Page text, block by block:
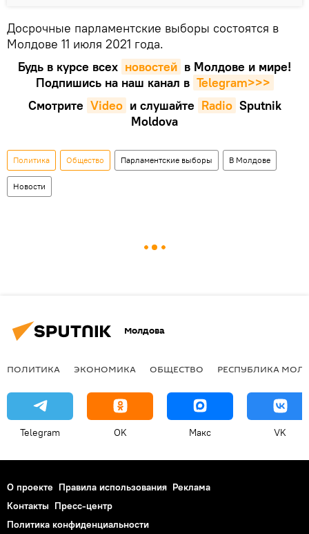
Досрочные парламентские выборы состоятся в
Молдове 11 июля 2021 года.
Будь в курсе всех новостей в Молдове и мире!
Подпишись на наш канал в Telegram>>>
Смотрите Video и слушайте Radio Sputnik
Moldova
Политика Общество Парламентские выборы В Молдове
Новости
Молдова
ПОЛИТИКА ЭКОНОМИКА ОБЩЕСТВО РЕСПУБЛИКА
Telegram OK Макс VK
О проекте Правила использования Реклама
Контакты Пресс-центр
Политика конфиденциальности